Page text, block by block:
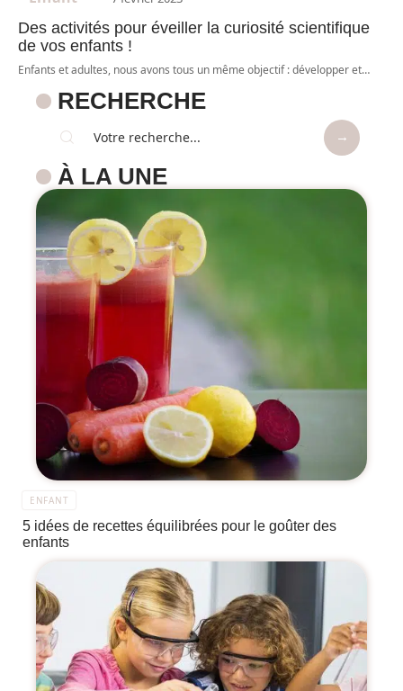
Des activités pour éveiller la curiosité scientifique
de vos enfants !
Enfants et adultes, nous avons tous un même objectif : développer et…
RECHERCHE
À LA UNE
ENFANT
5 idées de recettes équilibrées pour le goûter des
enfants